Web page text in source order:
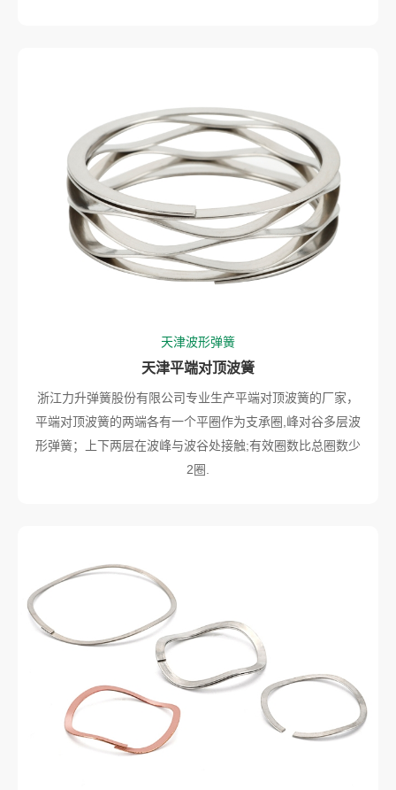
天津波形弹簧
天津平端对顶波簧
浙江力升弹簧股份有限公司专业生产平端对顶波簧的厂家，
平端对顶波簧的两端各有一个平圈作为支承圈,峰对谷多层波
形弹簧；上下两层在波峰与波谷处接触;有效圈数比总圈数少
2圈.